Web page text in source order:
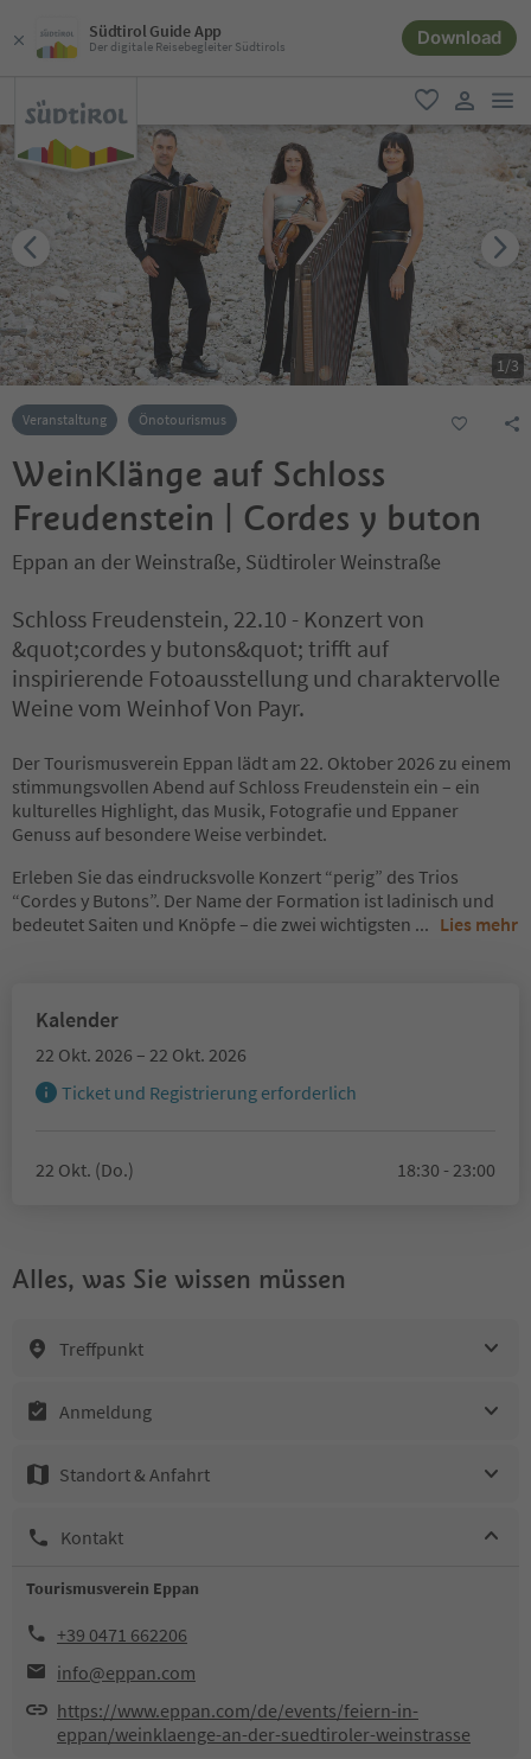
Südtirol Guide App
Der digitale Reisebegleiter Südtirols Download
favorit
user link
1/3
Veranstaltung Önotourismus
WeinKlänge auf Schloss
Freudenstein | Cordes y buton
Eppan an der Weinstraße, Südtiroler Weinstraße
Schloss Freudenstein, 22.10 - Konzert von
&quot;cordes y butons&quot; trifft auf
inspirierende Fotoausstellung und charaktervolle
Weine vom Weinhof Von Payr.
Der Tourismusverein Eppan lädt am 22. Oktober 2026 zu einem
stimmungsvollen Abend auf Schloss Freudenstein ein – ein
kulturelles Highlight, das Musik, Fotografie und Eppaner
Genuss auf besondere Weise verbindet.
Erleben Sie das eindrucksvolle Konzert “perig” des Trios
“Cordes y Butons”. Der Name der Formation ist ladinisch und
bedeutet Saiten und Knöpfe – die zwei wichtigsten ... Lies mehr
Kalender
22 Okt. 2026 – 22 Okt. 2026
Ticket und Registrierung erforderlich
22 Okt. (Do.) 18:30 - 23:00
Alles, was Sie wissen müssen
Treffpunkt
Anmeldung
Standort & Anfahrt
Kontakt
Tourismusverein Eppan
+39 0471 662206
info@eppan.com
https://www.eppan.com/de/events/feiern-in-
eppan/weinklaenge-an-der-suedtiroler-weinstrasse